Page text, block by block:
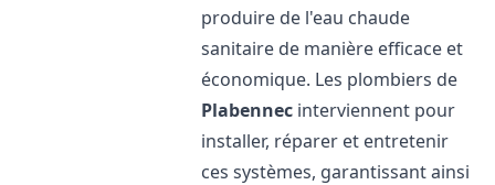
produire de l'eau chaude
sanitaire de manière efficace et
économique. Les plombiers de
Plabennec interviennent pour
installer, réparer et entretenir
ces systèmes, garantissant ainsi